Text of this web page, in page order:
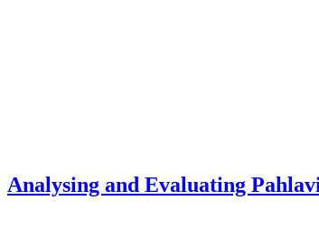
Analysing and Evaluating